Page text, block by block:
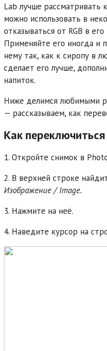
Lab лучше рассматривать
можно использовать в
отказываться от RGB в
Применяйте его иногда и
нему так, как к сиропу в
сделает его лучше,
напиток.
Ниже делимся любимыми
— рассказываем, как
Как
1. Откройте снимок в
2. В верхней строке
Изображение / Image.
3. Нажмите на неё.
4. Наведите курсор на